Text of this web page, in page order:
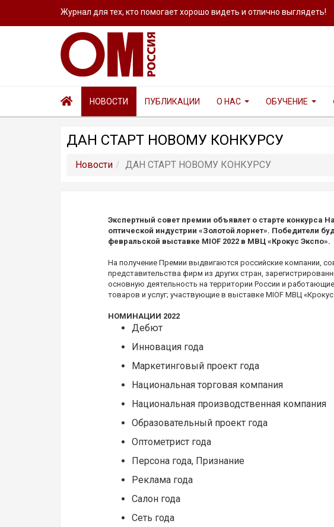
Журнал для тех, кто помогает хорошо видеть и отлично выглядеть!
НОВОСТИ ПУБЛИКАЦИИ О НАС ОБУЧЕНИЕ
ДАН СТАРТ НОВОМУ КОНКУРСУ
Новости ДАН СТАРТ НОВОМУ КОНКУРСУ
Экспертный совет премии объявлет о старте конкурса
оптической индустрии «Золотой лорнет». Победители
февральской выставке MIOF 2022 в МВЦ «Крокус Экспо».
На получение Премии выдвигаются российские компании,
представительства фирм из других стран,
основную деятельность на территории России и
товаров и услуг; участвующие в выставке MIOF МВЦ
НОМИНАЦИИ 2022
Дебют
Инновация года
Маркетинговый проект года
Национальная торговая компания
Национальная производственная компания
Образовательный проект года
Оптометрист года
Персона года, Признание
Реклама года
Салон года
Сеть года